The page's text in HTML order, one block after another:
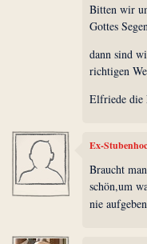
Bitten wir
Gottes
dann sind
richtigen
Elfriede die
Ex-
Braucht
schön,um
nie